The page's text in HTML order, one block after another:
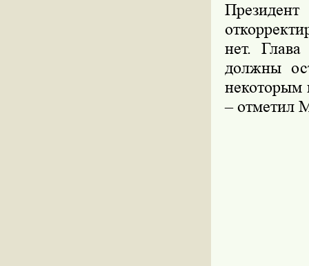
нет.
должны
некоторым
– отметил